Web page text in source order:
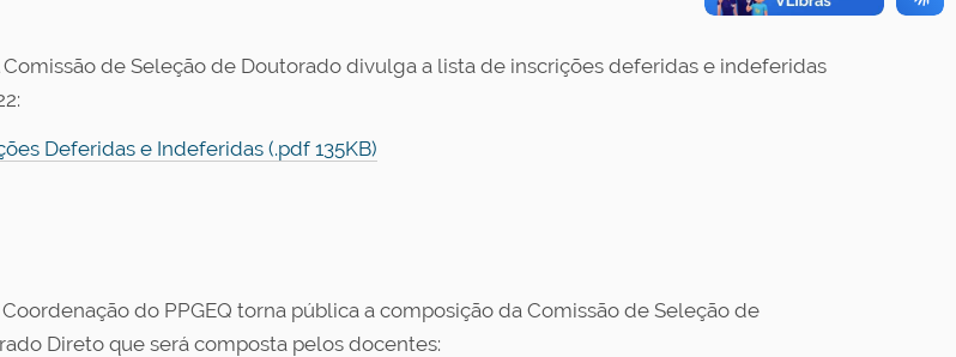
Comissão de Seleção de Doutorado divulga a lista de inscrições deferidas e indeferidas
Deferidas e Indeferidas (.pdf 135KB)
Coordenação do PPGEQ torna pública a composição da Comissão de Seleção de
Direto que será composta pelos docentes: